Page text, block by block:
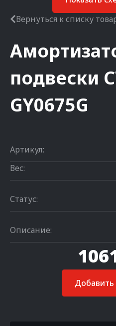
Вернуться к списку
подвески
GY0675G
Артикул:
Вес:
Статус:
Описание:
Добавить